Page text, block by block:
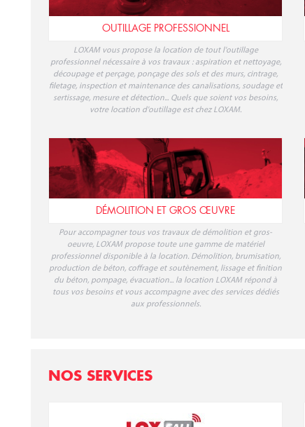
OUTILLAGE PROFESSIONNEL
LOXAM vous propose la location de tout l'outillage
professionnel nécessaire à vos travaux : aspiration et nettoyage,
découpage et perçage, ponçage des sols et des murs, cintrage,
filetage, inspection et maintenance des canalisations, soudage et
sertissage, mesure et détection... Quels que soient vos besoins,
votre location d'outillage est chez LOXAM.
DÉMOLITION ET GROS ŒUVRE
Pour accompagner tous vos travaux de démolition et gros-
oeuvre, LOXAM propose toute une gamme de matériel
professionnel disponible à la location. Démolition, brumisation,
production de béton, coffrage et soutènement, lissage et finition
du béton, pompage, évacuation... la location LOXAM répond à
tous vos besoins et vous accompagne avec des services dédiés
aux professionnels.
NOS SERVICES